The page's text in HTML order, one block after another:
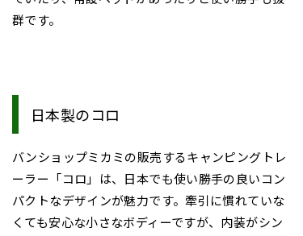
群です。
日本製のコロ
バンショップミカミの販売するキャンピングトレ
ーラー「コロ」は、日本でも使い勝手の良いコン
パクトなデザインが魅力です。牽引に慣れていな
くても安心な小さなボディーですが、内装がシン